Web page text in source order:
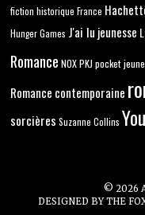
fiction historique France
Hunger Games J'ai lu jeunesse
Romance NOXPKJ pocket
Romance contemporaine
sorcières Suzanne Collins
© 2026
DESIGNED BYTHE